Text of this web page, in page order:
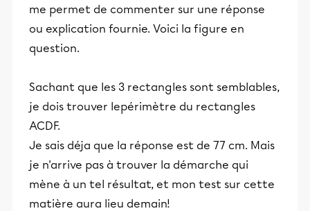
me permet de commenter sur une réponse
ou explication fournie. Voici la figure en
question.
Sachant que les 3 rectangles sont semblables,
je dois trouver lepérimètre du rectangles
ACDF.
Je sais déja que la réponse est de 77 cm. Mais
je n'arrive pas à trouver la démarche qui
mène à un tel résultat, et mon test sur cette
matière aura lieu demain!